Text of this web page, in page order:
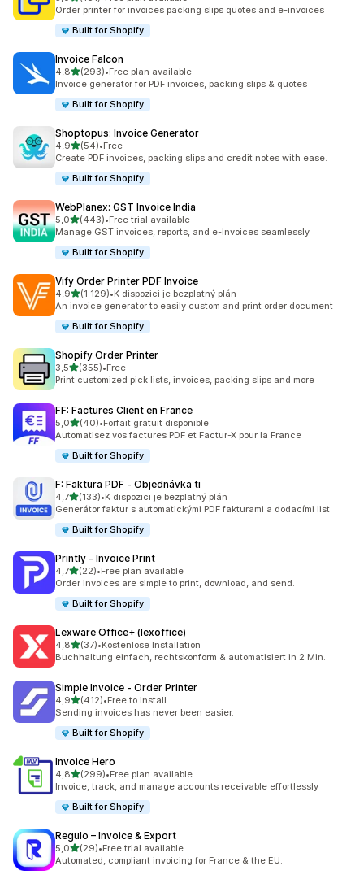
Celkový počet recenzí: 161
Order printer for invoices packing slips quotes and e-invoices
Built for Shopify
Invoice Falcon
4,8z 5 hvězd
(293)
Celkový počet recenzí: 293
•Free plan available
Invoice generator for PDF invoices, packing slips & quotes
Built for Shopify
Shoptopus: Invoice Generator
4,9z 5 hvězd
(54)
Celkový počet recenzí: 54
•Free
Create PDF invoices, packing slips and credit notes with ease.
Built for Shopify
WebPlanex: GST Invoice India
5,0z 5 hvězd
(443)
Celkový počet recenzí: 443
•Free trial available
Manage GST invoices, reports, and e-Invoices seamlessly
Built for Shopify
Vify Order Printer PDF Invoice
4,9z 5 hvězd
(1 129)
Celkový počet recenzí: 1129
•K dispozici je bezplatný plán
An invoice generator to easily custom and print order document
Built for Shopify
Shopify Order Printer
3,5z 5 hvězd
(355)
Celkový počet recenzí: 355
•Free
Print customized pick lists, invoices, packing slips and more
FF: Factures Client en France
5,0z 5 hvězd
(40)
Celkový počet recenzí: 40
•Forfait gratuit disponible
Automatisez vos factures PDF et Factur-X pour la France
Built for Shopify
F: Faktura PDF ‑ Objednávka ti
4,7z 5 hvězd
(133)
Celkový počet recenzí: 133
•K dispozici je bezplatný plán
Generátor faktur s automatickými PDF fakturami a dodacími list
Built for Shopify
Printly ‑ Invoice Print
4,7z 5 hvězd
(22)
Celkový počet recenzí: 22
•Free plan available
Order invoices are simple to print, download, and send.
Built for Shopify
Lexware Office+ (lexoffice)
4,8z 5 hvězd
(37)
Celkový počet recenzí: 37
•Kostenlose Installation
Buchhaltung einfach, rechtskonform & automatisiert in 2 Min.
Simple Invoice ‑ Order Printer
4,9z 5 hvězd
(412)
Celkový počet recenzí: 412
•Free to install
Sending invoices has never been easier.
Built for Shopify
Invoice Hero
4,8z 5 hvězd
(299)
Celkový počet recenzí: 299
•Free plan available
Invoice, track, and manage accounts receivable effortlessly
Built for Shopify
Regulo – Invoice & Export
5,0z 5 hvězd
(29)
Celkový počet recenzí: 29
•Free trial available
Automated, compliant invoicing for France & the EU.